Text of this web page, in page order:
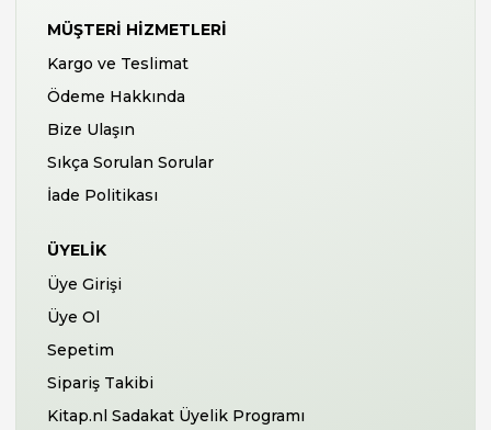
MÜŞTERI HIZMETLERI
Kargo ve Teslimat
Ödeme Hakkında
Bize Ulaşın
Sıkça Sorulan Sorular
İade Politikası
ÜYELIK
Üye Girişi
Üye Ol
Sepetim
Sipariş Takibi
Kitap.nl Sadakat Üyelik Programı